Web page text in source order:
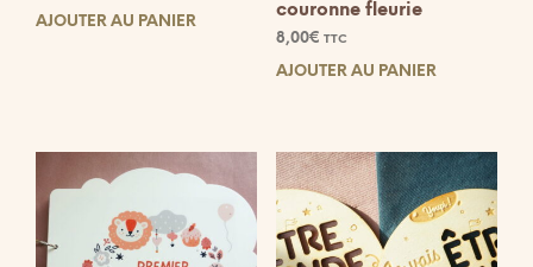
AJOUTER AU PANIER
couronne fleurie
8,00€ TTC
AJOUTER AU PANIER